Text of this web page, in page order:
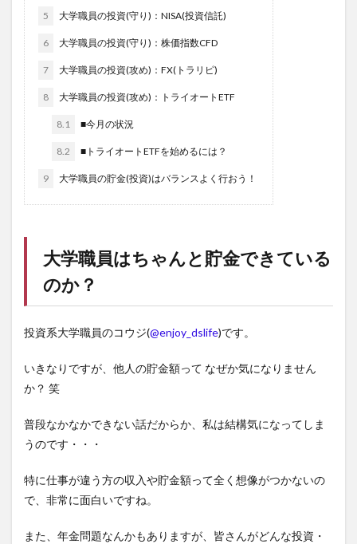
5 大学職員の投資(守り)：NISA(投資信託)
6 大学職員の投資(守り)：株価指数CFD
7 大学職員の投資(攻め)：FX(トラリピ)
8 大学職員の投資(攻め)：トライオートETF
8.1 ■今月の状況
8.2 ■トライオートETFを始めるには？
9 大学職員の貯金(投資)はバランスよく行おう！
大学職員はちゃんと貯金できている
のか？
投資系大学職員のコウジ(@enjoy_dslife)です。
いきなりですが、他人の貯金額って なぜか気になりません
か？ 笑
普段なかなかできない話だからか、私は結構気になってしま
うのです・・・
特に仕事が違う方の収入や貯金額って全く想像がつかないの
で、非常に面白いですね。
また、年金問題なんかもありますが、皆さんがどんな投資・